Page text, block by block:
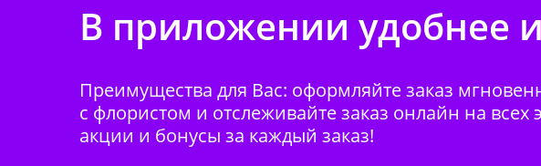
В приложении удобнее
Преимущества для Вас: оформляйте заказ
с флористом и отслеживайте заказ онлайн на
акции и бонусы за каждый заказ!